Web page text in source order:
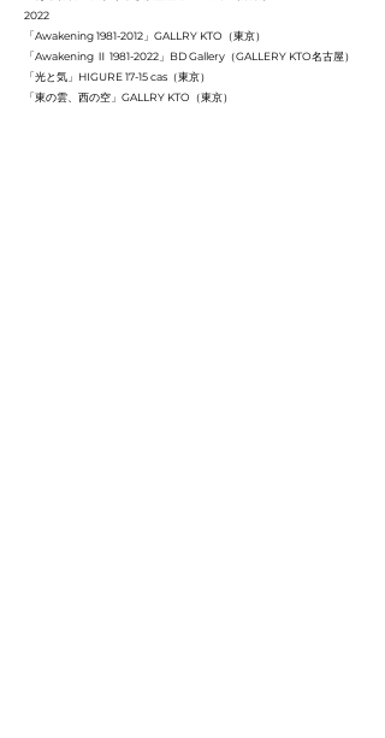
2022
「Awakening1981-2012 」GALLRY KTO（東京）
「Awakening Ⅱ 1981-2022 」BD Gallery（GALLERY KTO名古屋）
「光と気」HIGURE 17-15 cas（東京）
「東の雲、西の空」GALLRY KTO（東京）